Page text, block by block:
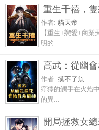
重生千禧，
作者: 貓天帝
【重生+戀愛+商
明的...
高武：從幽
作者: 摸不了魚
猙獰的觸手在火焰
的異...
開局拯救女